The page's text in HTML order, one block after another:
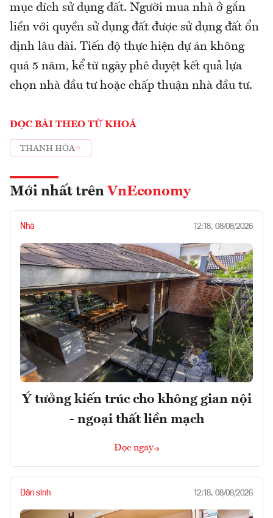
mục đích sử dụng đất. Người mua nhà ở gắn
liền với quyền sử dụng đất được sử dụng đất ổn
định lâu dài. Tiến độ thực hiện dự án không
quá 5 năm, kể từ ngày phê duyệt kết quả lựa
chọn nhà đầu tư hoặc chấp thuận nhà đầu tư.
ĐỌC BÀI THEO TỪ KHOÁ
THANH HÓA
Mới nhất trên VnEconomy
Nhà 12:18, 08/08/2026
Ý tưởng kiến trúc cho không gian nội
- ngoại thất liền mạch
Đọc ngay
Dân sinh 12:18, 08/08/2026